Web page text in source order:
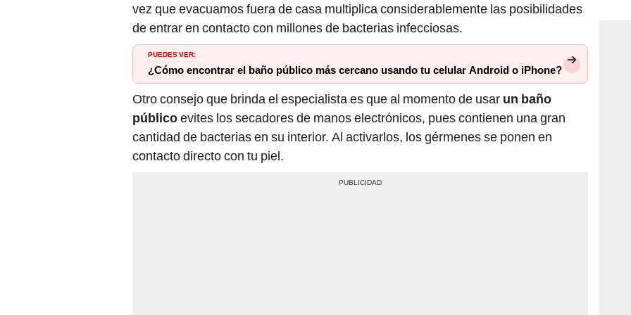
vez que evacuamos fuera de casa multiplica considerablemente las posibilidades
de entrar en contacto con millones de bacterias infecciosas.
PUEDES VER:
¿Cómo encontrar el baño público más cercano usando tu celular Android o iPhone?
Otro consejo que brinda el especialista es que al momento de usar un baño
públicoevites los secadores de manos electrónicos, pues contienen una gran
cantidad de bacterias en su interior. Al activarlos, los gérmenes se ponen en
contacto directo con tu piel.